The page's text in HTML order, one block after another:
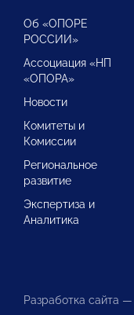
Об «ОПОРЕ
РОССИИ»
Ассоциация «НП
«ОПОРА»
Новости
Комитеты и
Комиссии
Региональное
развитие
Экспертиза и
Аналитика
Разработка сайта —